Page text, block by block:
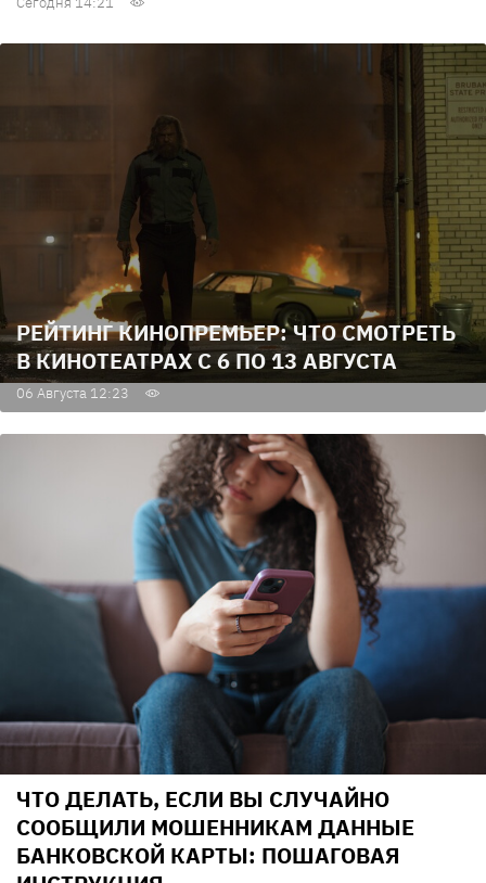
РЕЙТИНГ КИНОПРЕМЬЕР: ЧТО СМОТРЕТЬ
В КИНОТЕАТРАХ С 6 ПО 13 АВГУСТА
06 Августа 12:23
ЧТО ДЕЛАТЬ, ЕСЛИ ВЫ СЛУЧАЙНО
СООБЩИЛИ МОШЕННИКАМ ДАННЫЕ
БАНКОВСКОЙ КАРТЫ: ПОШАГОВАЯ